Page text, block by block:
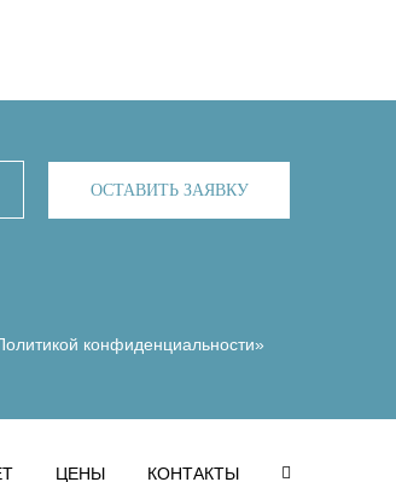
ОСТАВИТЬ ЗАЯВКУ
конфиденциальности»
ЦЕНЫ КОНТАКТЫ